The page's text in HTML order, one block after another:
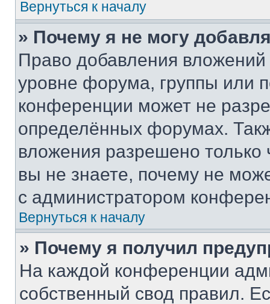
Вернуться к началу
» Почему я не могу
Право добавления
уровне форума, группы или
конференции может не
определённых форумах.
вложения разрешено
вы не знаете, почему не
с администратором
Вернуться к началу
» Почему я получил
На каждой конференции
собственный свод правил.